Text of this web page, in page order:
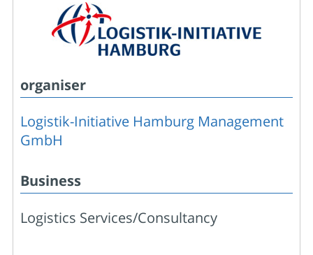
organiser
Logistik-Initiative Hamburg Management
GmbH
Business
Logistics Services/Consultancy